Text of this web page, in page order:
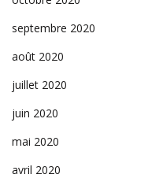
septembre 2020
août 2020
juillet 2020
juin 2020
mai 2020
avril 2020